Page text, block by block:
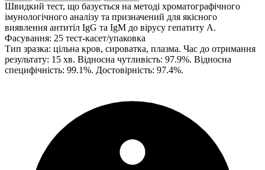
Швидкий тест, що базується на методі хроматографічного
імунологічного аналізу та призначений для якісного
виявлення антитіл IgG та IgM до вірусу гепатиту А.
Фасування: 25 тест-касет/упаковка
Тип зразка: цільна кров, сироватка, плазма. Час до отримання
результату: 15 хв. Відносна чутливість: 97.9%. Відносна
специфічність: 99.1%. Достовірність: 97.4%.